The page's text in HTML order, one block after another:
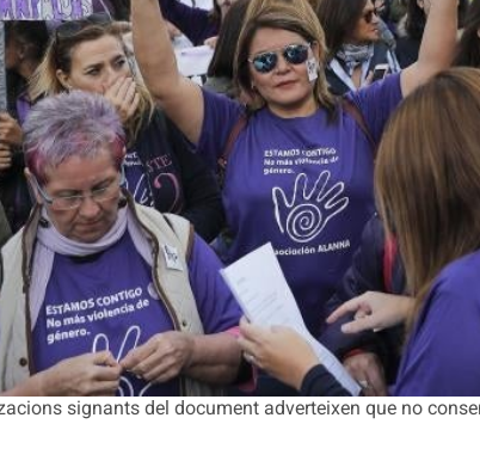
signants del document adverteixen que no